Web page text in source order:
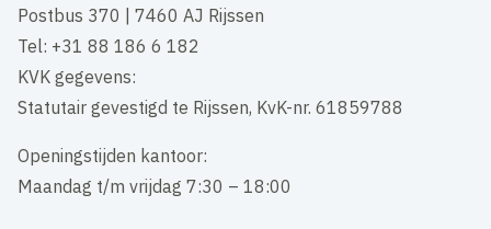
Postbus 370 | 7460 AJ Rijssen
Tel: +31 88 186 6 182
KVK gegevens:
Statutair gevestigd te Rijssen, KvK-nr. 61859788
Openingstijden kantoor:
Maandag t/m vrijdag 7:30 – 18:00